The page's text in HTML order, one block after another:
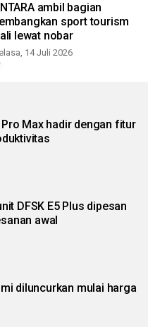
ambil bagian
sport tourism
lewat nobar
14 Juli 2026
Max hadir dengan fitur
DFSK E5 Plus dipesan
awal
diluncurkan mulai harga